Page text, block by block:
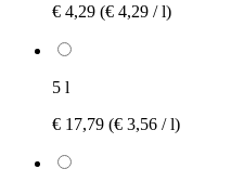
€ 4,29 (€ 4,29 / l)
5 l
€ 17,79 (€ 3,56 / l)